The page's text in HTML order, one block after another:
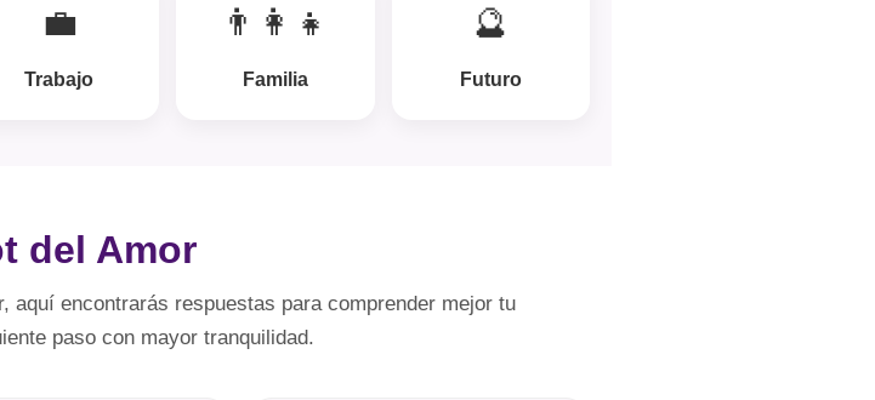
💼
Trabajo
👨‍👩‍👧
Familia
🔮
Futuro
del Amor
aquí encontrarás respuestas para comprender mejor tu
paso con mayor tranquilidad.